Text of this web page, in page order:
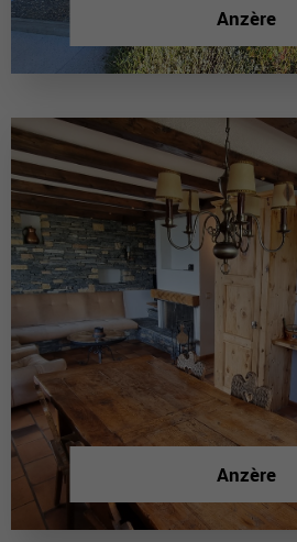
Anzère
Anzère